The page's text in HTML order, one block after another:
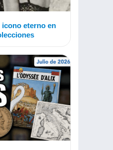
eterno en